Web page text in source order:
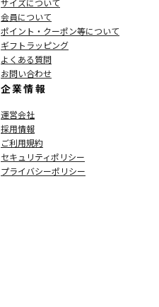
サイズについて
会員について
ポイント・クーポン等について
ギフトラッピング
よくある質問
お問い合わせ
企業情報
運営会社
採用情報
ご利用規約
セキュリティポリシー
プライバシーポリシー